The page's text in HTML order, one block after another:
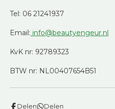
Tel: 06 21241937
Email: info@beautyengeur.nl
KvK nr: 92789323
BTW nr: NL00407654B51
Delen Delen